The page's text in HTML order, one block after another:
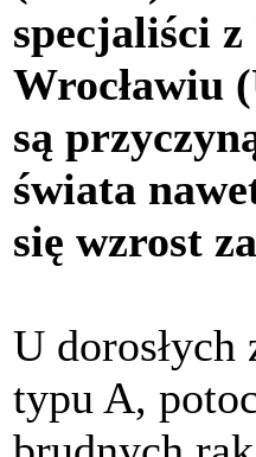
specjaliści
Wrocławiu
są
świata
się wzrost
U
typu A,